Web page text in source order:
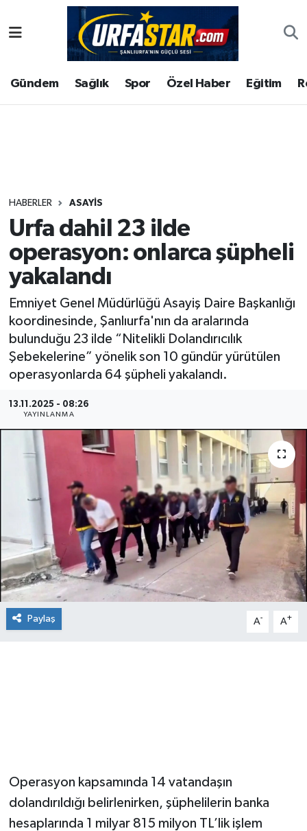
Gündem Sağlık Spor Özel Haber Eğitim
HABERLER ASAYİS
Urfa dahil 23 ilde
operasyon: onlarca şüpheli
yakalandı
Emniyet Genel Müdürlüğü Asayiş Daire Başkanlığı
koordinesinde, Şanlıurfa'nın da aralarında
bulunduğu 23 ilde “Nitelikli Dolandırıcılık
Şebekelerine” yönelik son 10 gündür yürütülen
operasyonlarda 64 şüpheli yakalandı.
13.11.2025 - 08:26
YAYINLANMA
Paylaş A- A+
Operasyon kapsamında 14 vatandaşın
dolandırıldığı belirlenirken, şüphelilerin banka
hesaplarında 1 milyar 815 milyon TL’lik işlem
ASAYİS
ÇEVRE
Gündem
Kültür
Magazin
Şanlıurfa Nöbetçi Eczaneler
Şanlıurfa Hava Durumu
Tüm Manşetler
Son Dakika Haberleri
Haber Arşivi